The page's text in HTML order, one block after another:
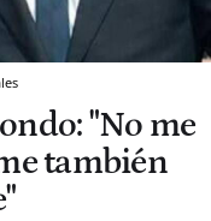
"No me
también